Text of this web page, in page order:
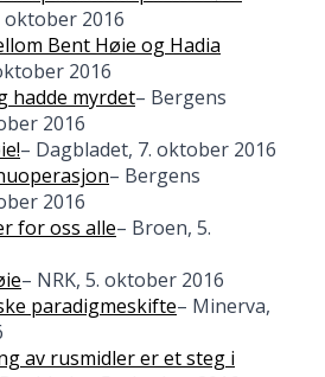
2016
Bent Høie og Hadia
2016
hadde myrdet– Bergens
2016
– Dagbladet, 7. oktober 2016
– Bergens
2016
for oss alle– Broen, 5.
– NRK, 5. oktober 2016
paradigmeskifte– Minerva,
av rusmidler er et steg i